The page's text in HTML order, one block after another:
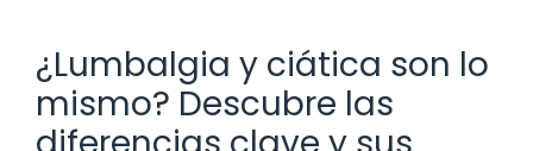
¿Lumbalgia y ciática son lo
mismo? Descubre las